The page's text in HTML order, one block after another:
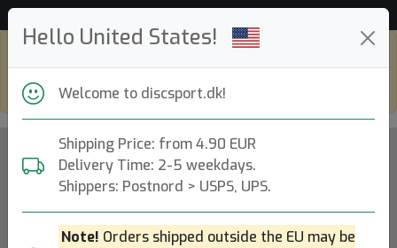
Hello United States!
Welcome to discsport.dk!
Shipping Price: from 4.90 EUR
Delivery Time: 2-5 weekdays.
Shippers: Postnord > USPS, UPS.
Note! Orders shipped outside the EU may be
go todiscsport.com